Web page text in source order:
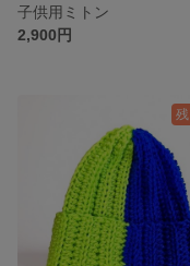
子供用ミトン
2,900円